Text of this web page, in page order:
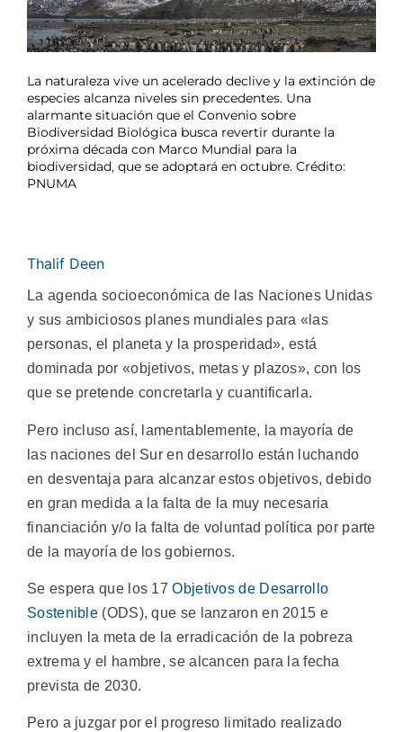
La naturaleza vive un acelerado declive y la extinción de
especies alcanza niveles sin precedentes. Una
alarmante situación que el Convenio sobre
Biodiversidad Biológica busca revertir durante la
próxima década con Marco Mundial para la
biodiversidad, que se adoptará en octubre. Crédito:
PNUMA
Thalif Deen
La agenda socioeconómica de las Naciones Unidas
y sus ambiciosos planes mundiales para «las
personas, el planeta y la prosperidad», está
dominada por «objetivos, metas y plazos», con los
que se pretende concretarla y cuantificarla.
Pero incluso así, lamentablemente, la mayoría de
las naciones del Sur en desarrollo están luchando
en desventaja para alcanzar estos objetivos, debido
en gran medida a la falta de la muy necesaria
financiación y/o la falta de voluntad política por parte
de la mayoría de los gobiernos.
Se espera que los 17Objetivos de Desarrollo
Sostenible (ODS), que se lanzaron en 2015 e
incluyen la meta de la erradicación de la pobreza
extrema y el hambre, se alcancen para la fecha
prevista de 2030.
Pero a juzgar por el progreso limitado realizado